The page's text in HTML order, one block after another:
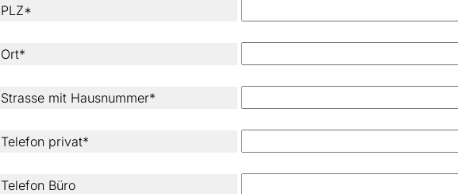
PLZ*
Ort*
Strasse mit Hausnummer*
Telefon privat*
Telefon Büro